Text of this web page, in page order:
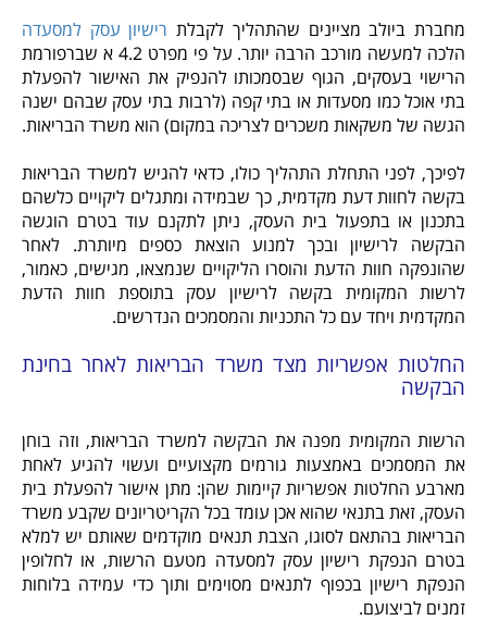
מחברת ביולב מציינים שהתהליך לקבלת רישיון עסק למסעדה
הלכה למעשה מורכב הרבה יותר. על פי מפרט 4.2 א שברפורמת
הרישוי בעסקים, הגוף שבסמכותו להנפיק את האישור להפעלת
בתי אוכל כמו מסעדות או בתי קפה (לרבות בתי עסק שבהם ישנה
הגשה של משקאות משכרים לצריכה במקום) הוא משרד הבריאות.
לפיכך, לפני התחלת התהליך כולו, כדאי להגיש למשרד הבריאות
בקשה לחוות דעת מקדמית, כך שבמידה ומתגלים ליקויים כלשהם
בתכנון או בתפעול בית העסק, ניתן לתקנם עוד בטרם הוגשה
הבקשה לרישיון ובכך למנוע הוצאת כספים מיותרת. לאחר
שהונפקה חוות הדעת והוסרו הליקויים שנמצאו, מגישים, כאמור,
לרשות המקומית בקשה לרישיון עסק בתוספת חוות הדעת
המקדמית ויחד עם כל התכניות והמסמכים הנדרשים.
החלטות אפשריות מצד משרד הבריאות לאחר בחינת
הבקשה
הרשות המקומית מפנה את הבקשה למשרד הבריאות, וזה בוחן
את המסמכים באמצעות גורמים מקצועיים ועשוי להגיע לאחת
מארבע החלטות אפשריות קיימות שהן: מתן אישור להפעלת בית
העסק, זאת בתנאי שהוא אכן עומד בכל הקריטריונים שקבע משרד
הבריאות בהתאם לסוגו, הצבת תנאים מוקדמים שאותם יש למלא
בטרם הנפקת רישיון עסק למסעדה מטעם הרשות, או לחלופין
הנפקת רישיון בכפוף לתנאים מסוימים ותוך כדי עמידה בלוחות
זמנים לביצועם.